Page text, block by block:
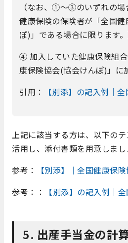
（なお、①～③のいずれの場
健康保険の保険者が「全国
ぽ)」である場合に限ります。
④ 加入していた健康保険組
康保険協会(協会けんぽ)」に
引用：
【別添】の記入例｜
上記に該当する方は、以下の
活用し、添付書類を用意しまし
参考：
【別添】｜全国健康保
参考：：
【別添】の記入例｜
5. 出産手当金の計